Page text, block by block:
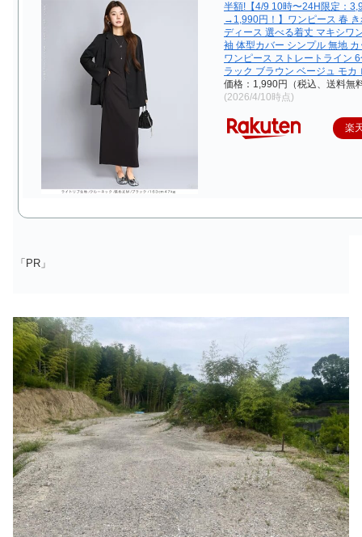
半額!【4/9 10時〜24H限定：
→1,990円！】ワンピース 春 き
ディース 選べる着丈 マキシワ
袖 体型カバー シンプル 無地
ワンピース ストレートライン
ラック ブラウン ベージュ モカ
価格：1,990円（税込、送料無
(2026/4/10時点)
楽
「PR」